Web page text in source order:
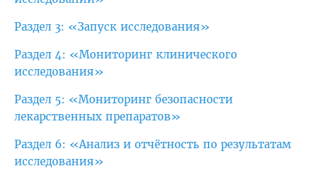
Раздел 3: «Запуск исследования»
Раздел 4: «Мониторинг клинического
исследования»
Раздел 5: «Мониторинг безопасности
лекарственных препаратов»
Раздел 6: «Анализ и отчётность по результатам
исследования»